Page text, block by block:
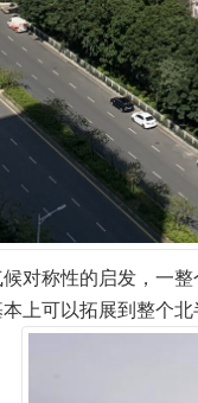
对称性的启发，一
上可以拓展到整个北